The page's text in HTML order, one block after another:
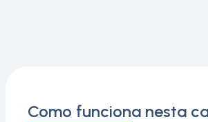
Como funciona nesta